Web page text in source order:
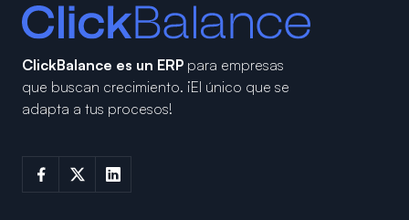
ClickBalance es un ERP para empresas
que buscan crecimiento. ¡El único que se
adapta a tus procesos!